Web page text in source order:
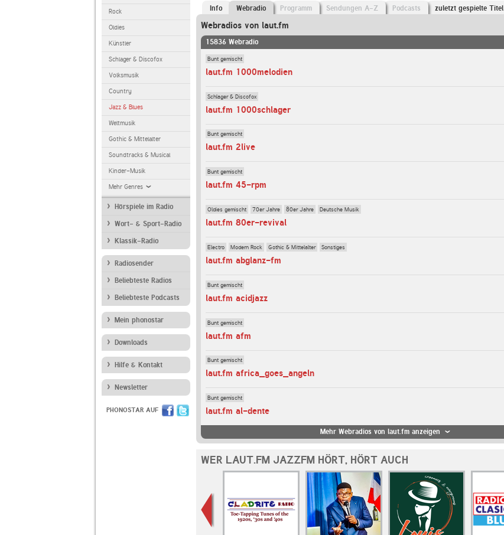
Rock
Oldies
Künstler
Schlager & Discofox
Volksmusik
Country
Jazz & Blues
Weltmusik
Gothic & Mittelalter
Soundtracks & Musical
Kinder-Musik
Mehr Genres
Hörspiele im Radio
Wort- & Sport-Radio
Klassik-Radio
Radiosender
Beliebteste Radios
Beliebteste Podcasts
Mein phonostar
Downloads
Hilfe & Kontakt
Newsletter
PHONOSTAR AUF
Info Webradio Programm Sendungen A-Z Podcasts zuletzt gespielte Titel
Webradios von laut.fm
15836 Webradio
Bunt gemischt
laut.fm 1000melodien
Schlager & Discofox
laut.fm 1000schlager
Bunt gemischt
laut.fm 2live
Bunt gemischt
laut.fm 45-rpm
Oldies gemischt 70er Jahre 80er Jahre Deutsche Musik
laut.fm 80er-revival
Electro Modern Rock Gothic & Mittelalter Sonstiges
laut.fm abglanz-fm
Bunt gemischt
laut.fm acidjazz
Bunt gemischt
laut.fm afm
Bunt gemischt
laut.fm africa_goes_angeln
Bunt gemischt
laut.fm al-dente
Mehr Webradios von laut.fm anzeigen
WER LAUT.FM JAZZFM HÖRT, HÖRT AUCH